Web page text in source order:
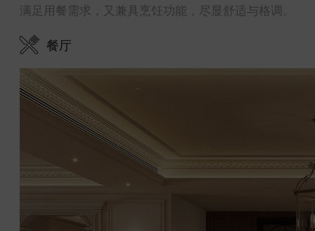
满足用餐需求，又兼具烹饪功能，尽显舒适与格调。
餐厅